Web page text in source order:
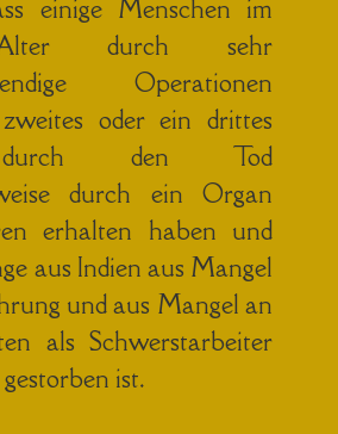
einige Menschen im
durch sehr
Operationen
oder ein drittes
den Tod
durch ein Organ
erhalten haben und
aus Indien aus Mangel
und aus Mangel an
als Schwerstarbeiter
ist.